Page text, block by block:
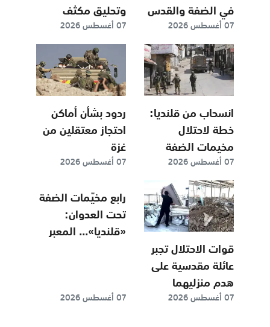
في الضفة والقدس
07 أغسطس 2026
وتحليق مكثف
للاستطلاع مع
تواصل خروقات
الهدنة في غزة
07 أغسطس 2026
انسحاب من قلنديا:
خطة لاحتلال
مخيمات الضفة
بعمليات مستمرة
وطويلة
07 أغسطس 2026
ردود بشأن أماكن
احتجاز معتقلين من
غزة
07 أغسطس 2026
قوات الاحتلال تجبر
عائلة مقدسية على
هدم منزليهما
07 أغسطس 2026
رابع مخيّمات الضفة
تحت العدوان:
«قلنديا»... المعبر
07 أغسطس 2026